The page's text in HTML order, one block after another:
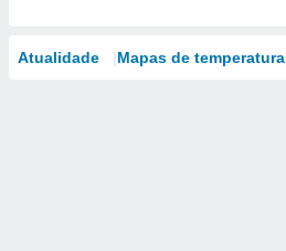
Atualidade Mapas de temperatura